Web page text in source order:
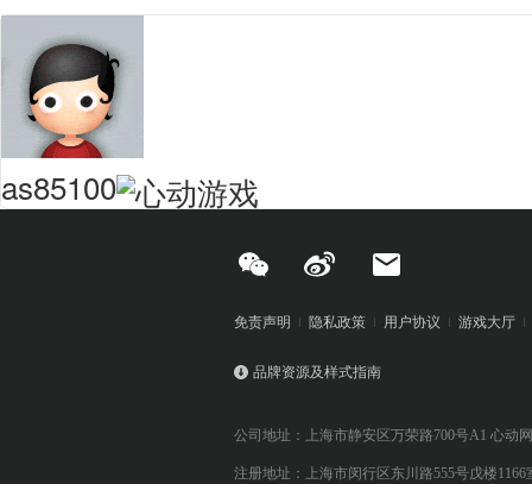
as85100
免责声明 隐私政策 用户协议 游戏大厅
品牌资源及样式指南
公司地址：上海市静安区万荣路700号A1 心动
注册地址：上海市闵行区东川路555号戊楼1166